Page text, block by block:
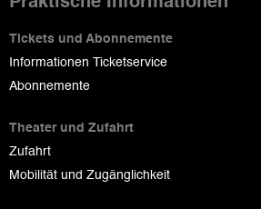
Tickets und Abonnemente
Informationen Ticketservice
Abonnemente
Theater und Zufahrt
Zufahrt
Mobilität und Zugänglichkeit